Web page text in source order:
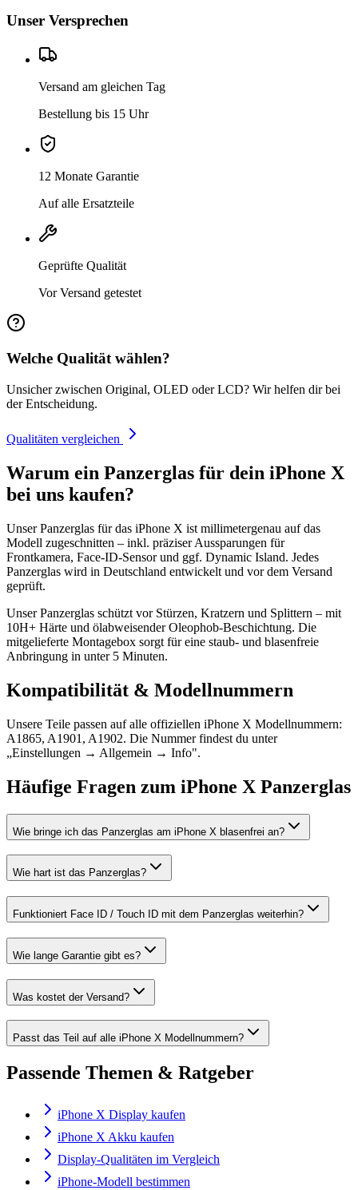
Unser Versprechen
Versand am gleichen Tag
Bestellung bis 15 Uhr
12 Monate Garantie
Auf alle Ersatzteile
Geprüfte Qualität
Vor Versand getestet
Welche Qualität wählen?
Unsicher zwischen Original, OLED oder LCD? Wir helfen dir bei
der Entscheidung.
Qualitäten vergleichen
Warum ein Panzerglas für dein iPhone X
bei uns kaufen?
Unser Panzerglas für das iPhone X ist millimetergenau auf das
Modell zugeschnitten – inkl. präziser Aussparungen für
Frontkamera, Face-ID-Sensor und ggf. Dynamic Island. Jedes
Panzerglas wird in Deutschland entwickelt und vor dem Versand
geprüft.
Unser Panzerglas schützt vor Stürzen, Kratzern und Splittern – mit
10H+ Härte und ölabweisender Oleophob-Beschichtung. Die
mitgelieferte Montagebox sorgt für eine staub- und blasenfreie
Anbringung in unter 5 Minuten.
Kompatibilität & Modellnummern
Unsere Teile passen auf alle offiziellen iPhone X Modellnummern:
A1865, A1901, A1902. Die Nummer findest du unter
„Einstellungen → Allgemein → Info".
Häufige Fragen zum iPhone X Panzerglas
Wie bringe ich das Panzerglas am iPhone X blasenfrei an?
Wie hart ist das Panzerglas?
Funktioniert Face ID / Touch ID mit dem Panzerglas weiterhin?
Wie lange Garantie gibt es?
Was kostet der Versand?
Passt das Teil auf alle iPhone X Modellnummern?
Passende Themen & Ratgeber
iPhone X Display kaufen
iPhone X Akku kaufen
Display-Qualitäten im Vergleich
iPhone-Modell bestimmen